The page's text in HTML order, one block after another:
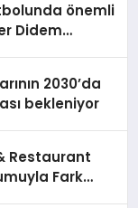
önemli
Didem
2030’da
bekleniyor
Restaurant
Fark